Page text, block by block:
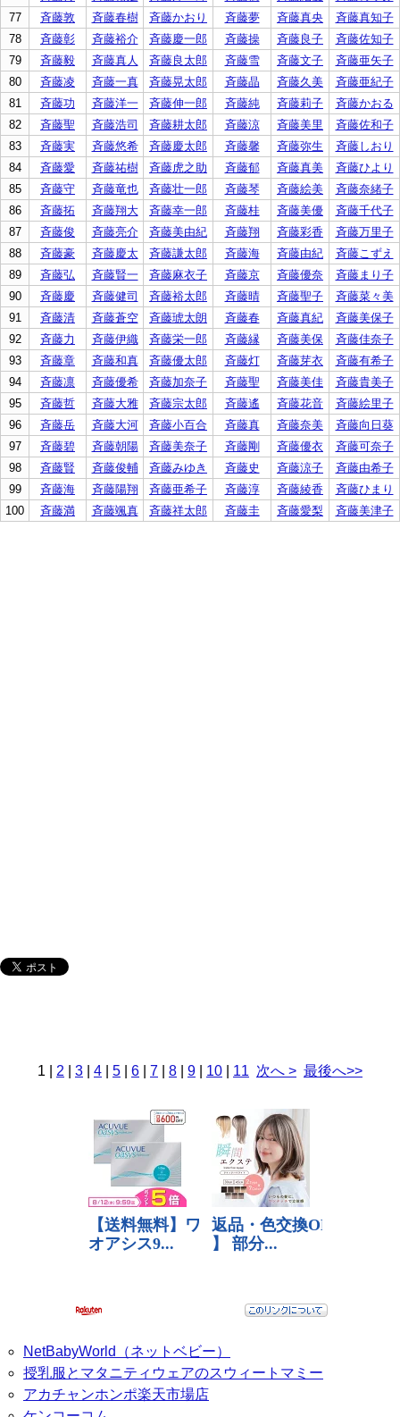
77
斉藤敦 斉藤春樹 斉藤かおり 斉藤夢 斉藤真央
斉藤真知子
78
斉藤彰 斉藤裕介 斉藤慶一郎 斉藤操 斉藤良子
斉藤佐知子
79
斉藤毅 斉藤真人 斉藤良太郎 斉藤雪 斉藤文子
斉藤亜矢子
80
斉藤凌 斉藤一真 斉藤晃太郎 斉藤晶 斉藤久美
斉藤亜紀子
81
斉藤功 斉藤洋一 斉藤伸一郎 斉藤純 斉藤莉子
斉藤かおる
82
斉藤聖 斉藤浩司 斉藤耕太郎 斉藤涼 斉藤美里
斉藤佐和子
83
斉藤実 斉藤悠希 斉藤慶太郎 斉藤馨 斉藤弥生
斉藤しおり
84
斉藤愛 斉藤祐樹 斉藤虎之助 斉藤郁 斉藤真美
斉藤ひより
85
斉藤守 斉藤竜也 斉藤壮一郎 斉藤琴 斉藤絵美
斉藤奈緒子
86
斉藤拓 斉藤翔大 斉藤幸一郎 斉藤桂 斉藤美優
斉藤千代子
87
斉藤俊 斉藤亮介 斉藤美由紀 斉藤翔 斉藤彩香
斉藤万里子
88
斉藤豪 斉藤慶太 斉藤謙太郎 斉藤海 斉藤由紀
斉藤こずえ
89
斉藤弘 斉藤賢一 斉藤麻衣子 斉藤京 斉藤優奈
斉藤まり子
90
斉藤慶 斉藤健司 斉藤裕太郎 斉藤晴 斉藤聖子
斉藤菜々美
91
斉藤清 斉藤蒼空 斉藤琥太朗 斉藤春 斉藤真紀
斉藤美保子
92
斉藤力 斉藤伊織 斉藤栄一郎 斉藤縁 斉藤美保
斉藤佳奈子
93
斉藤章 斉藤和真 斉藤優太郎 斉藤灯 斉藤芽衣
斉藤有希子
94
斉藤凛 斉藤優希 斉藤加奈子 斉藤聖 斉藤美佳
斉藤貴美子
95
斉藤哲 斉藤大雅 斉藤宗太郎 斉藤遙 斉藤花音
斉藤絵里子
96
斉藤岳 斉藤大河 斉藤小百合 斉藤真 斉藤奈美
斉藤向日葵
97
斉藤碧 斉藤朝陽 斉藤美奈子 斉藤剛 斉藤優衣
斉藤可奈子
98
斉藤賢 斉藤俊輔 斉藤みゆき 斉藤史 斉藤涼子
斉藤由希子
99
斉藤海 斉藤陽翔 斉藤亜希子 斉藤淳 斉藤綾香
斉藤ひまり
100
斉藤満 斉藤颯真 斉藤祥太郎 斉藤圭 斉藤愛梨 斉藤美津子
1 2 3 4 5 6 7 8 9 10 11 次へ > 最後へ>>
NetBabyWorld（ネットベビー）
授乳服とマタニティウェアのスウィートマミー
アカチャンホンポ楽天市場店